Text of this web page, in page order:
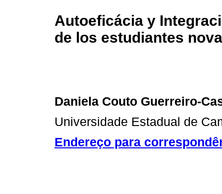
Autoeficácia y
de los estudiantes
Daniela Couto Guerreiro-
Universidade Estadual de
Endereço para